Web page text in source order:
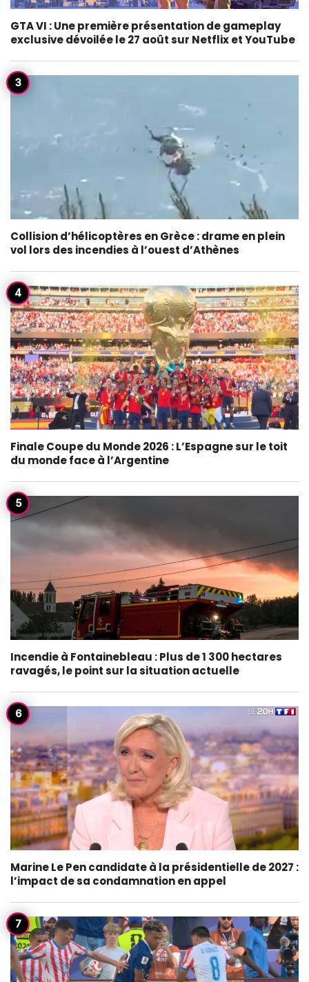
GTA VI : Une première présentation de gameplay
exclusive dévoilée le 27 août sur Netflix et YouTube
Collision d’hélicoptères en Grèce : drame en plein
vol lors des incendies à l’ouest d’Athènes
Finale Coupe du Monde 2026 : L’Espagne sur le toit
du monde face à l’Argentine
Incendie à Fontainebleau : Plus de 1 300 hectares
ravagés, le point sur la situation actuelle
Marine Le Pen candidate à la présidentielle de 2027 :
l’impact de sa condamnation en appel